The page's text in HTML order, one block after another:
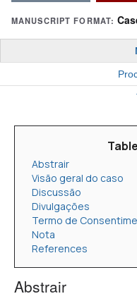
MANUSCRIPT FORMAT:
Abstrair
Visão geral do caso
Discussão
Divulgações
Termo de
Nota
References
Abstrair